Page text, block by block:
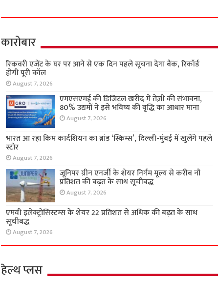
कारोबार
रिकवरी एजेंट के घर पर आने से एक दिन पहले सूचना देगा बैंक, रिकॉर्ड
होगी पूरी कॉल
August 7, 2026
एमएसएमई की डिजिटल खरीद में तेज़ी की संभावना,
80% उद्यमों ने इसे भविष्य की वृद्धि का आधार माना
August 7, 2026
भारत आ रहा किम कार्दशियन का ब्रांड ‘स्किम्स’, दिल्ली-मुंबई में खुलेंगे पहले
स्टोर
August 7, 2026
जूनिपर ग्रीन एनर्जी के शेयर निर्गम मूल्य से करीब नौ
प्रतिशत की बढ़त के साथ सूचीबद्ध
August 7, 2026
एमवी इलेक्ट्रोसिस्टम्स के शेयर 22 प्रतिशत से अधिक की बढ़त के साथ
सूचीबद्ध
August 7, 2026
हेल्थ प्लस